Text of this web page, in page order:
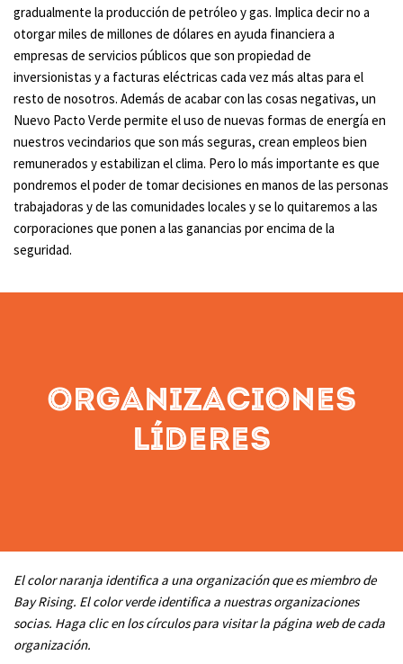
gradualmente la producción de petróleo y gas. Implica decir no a
otorgar miles de millones de dólares en ayuda financiera a
empresas de servicios públicos que son propiedad de
inversionistas y a facturas eléctricas cada vez más altas para el
resto de nosotros. Además de acabar con las cosas negativas, un
Nuevo Pacto Verde permite el uso de nuevas formas de energía en
nuestros vecindarios que son más seguras, crean empleos bien
remunerados y estabilizan el clima. Pero lo más importante es que
pondremos el poder de tomar decisiones en manos de las personas
trabajadoras y de las comunidades locales y se lo quitaremos a las
corporaciones que ponen a las ganancias por encima de la
seguridad.
Organizaciones
Líderes
El color naranja identifica a una organización que es miembro de
Bay Rising. El color verde identifica a nuestras organizaciones
socias. Haga clic en los círculos para visitar la página web de cada
organización.